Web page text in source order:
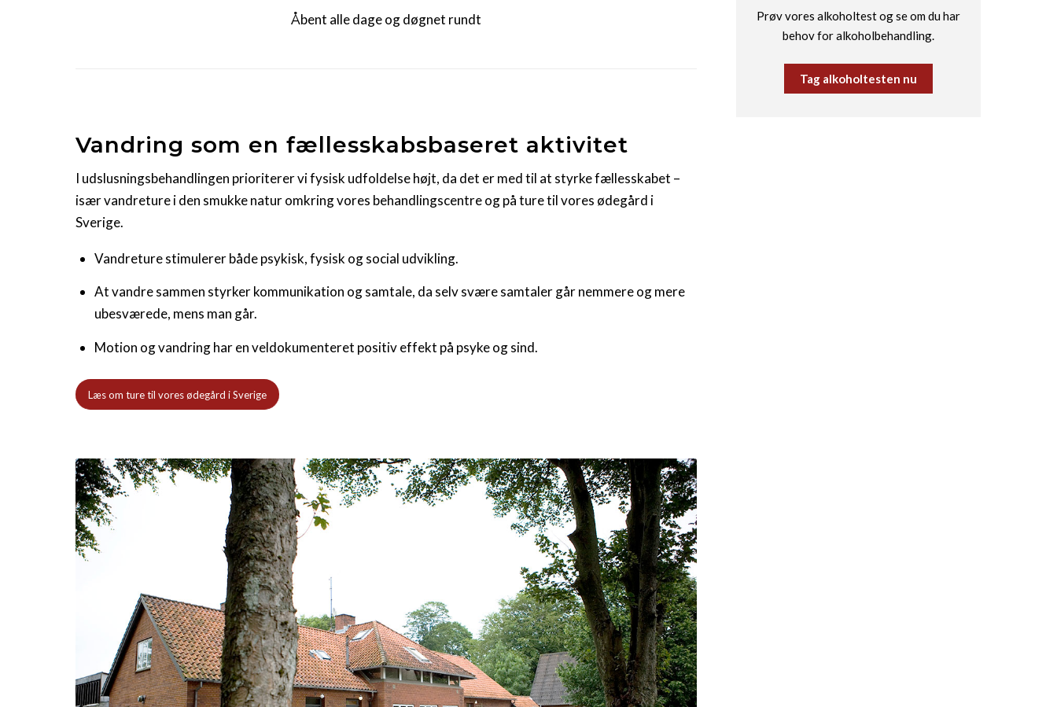
Åbent alle dage og døgnet rundt
Vandring som en fællesskabsbaseret aktivitet
I udslusningsbehandlingen prioriterer vi fysisk udfoldelse højt, da det er med til at styrke fællesskabet –
især vandreture i den smukke natur omkring vores behandlingscentre og på ture til vores ødegård i
Sverige.
Vandreture stimulerer både psykisk, fysisk og social udvikling.
At vandre sammen styrker kommunikation og samtale, da selv svære samtaler går nemmere og mere
ubesværede, mens man går.
Motion og vandring har en veldokumenteret positiv effekt på psyke og sind.
Læs om ture til vores ødegård i Sverige
Prøv vores alkoholtest og se om du har
behov for alkoholbehandling.
Tag alkoholtesten nu